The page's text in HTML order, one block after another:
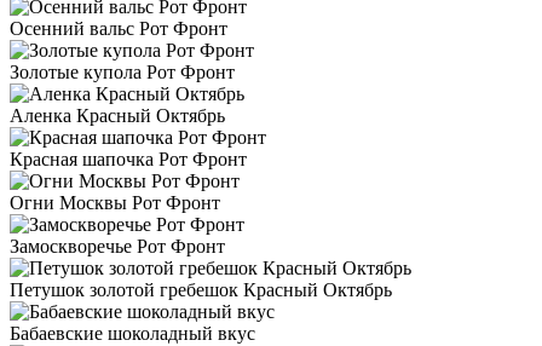
Осенний вальс Рот Фронт
Золотые купола Рот Фронт
Аленка Красный Октябрь
Красная шапочка Рот Фронт
Огни Москвы Рот Фронт
Замоскворечье Рот Фронт
Петушок золотой гребешок Красный Октябрь
Бабаевские шоколадный вкус